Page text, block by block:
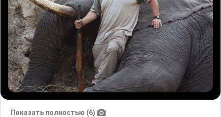
Показать полностью (6)